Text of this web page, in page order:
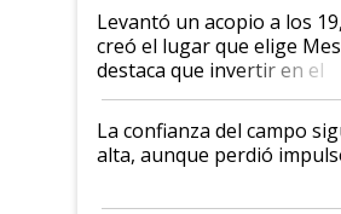
Levantó un acopio a los 19,
creó el lugar que elige
destaca que invertir en el
kirchnerismo era como
plata a un hijo para droga":
Juan Félix Rossetti, el
que de una dura crisis salió
La confianza del campo
alta, aunque perdió